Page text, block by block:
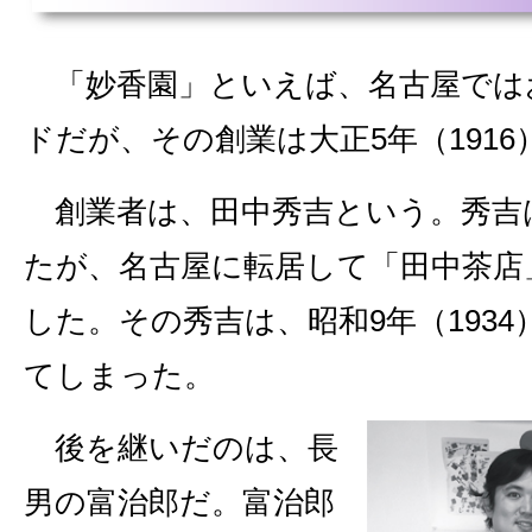
「妙香園」といえば、名古屋で
ドだが、その創業は大正5年（1916
創業者は、田中秀吉という。秀吉
たが、名古屋に転居して「田中茶
した。その秀吉は、昭和9年（1934
てしまった。
後を継いだのは、長
男の富治郎だ。富治郎